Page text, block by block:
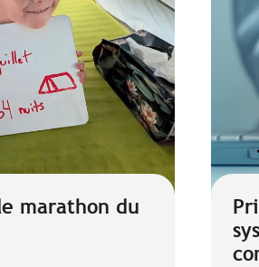
marathon du